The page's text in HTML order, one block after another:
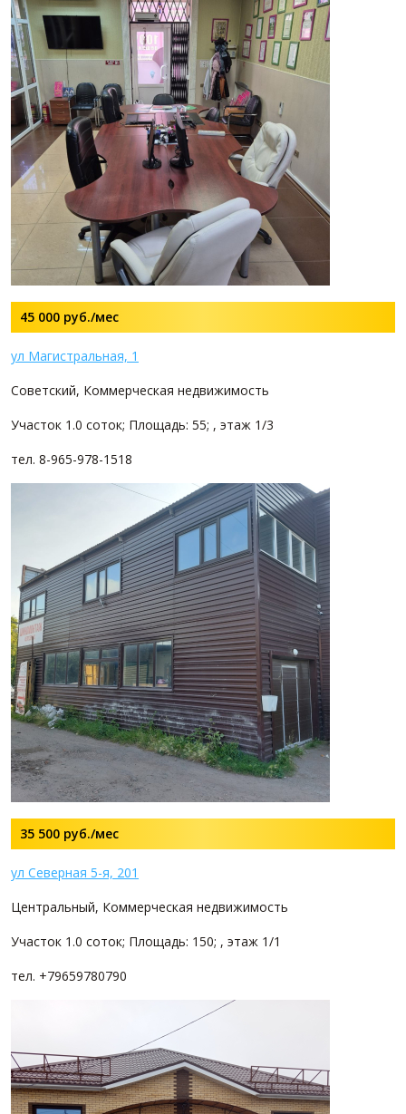
45 000 руб./мес
ул Магистральная, 1
Советский, Коммерческая недвижимость
Участок 1.0 соток; Площадь: 55; , этаж 1/3
тел. 8-965-978-1518
35 500 руб./мес
ул Северная 5-я, 201
Центральный, Коммерческая недвижимость
Участок 1.0 соток; Площадь: 150; , этаж 1/1
тел. +79659780790